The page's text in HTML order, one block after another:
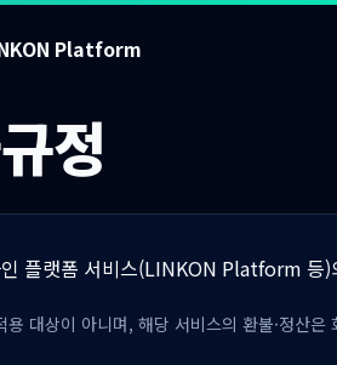
Platform
정
플랫폼 서비스(LINKON Platform 등)
대상이 아니며, 해당 서비스의 환불·정산은